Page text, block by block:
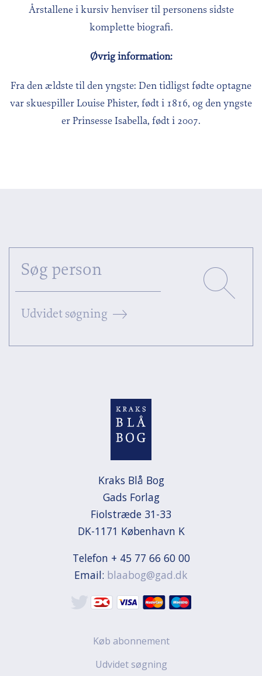
Årstallene i kursiv henviser til personens sidste
komplette biografi.
Øvrig information:
Fra den ældste til den yngste: Den tidligst fødte optagne
var skuespiller Louise Phister, født i 1816, og den yngste
er Prinsesse Isabella, født i 2007.
Udvidet søgning
Kraks Blå Bog
Gads Forlag
Fiolstræde 31-33
DK-1171 København K
Telefon + 45 77 66 60 00
Email: blaabog@gad.dk
Køb abonnement
Udvidet søgning